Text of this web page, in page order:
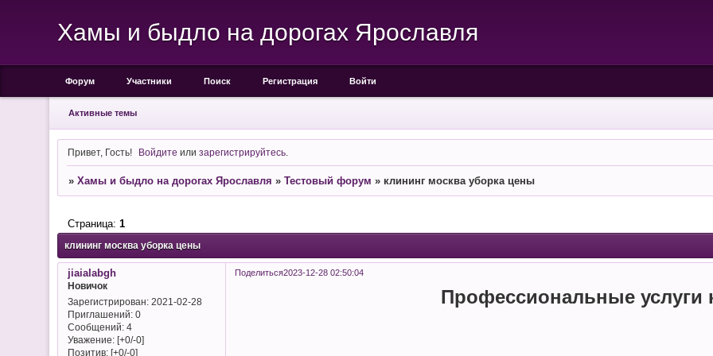
Хамы и быдло на дорогах Ярославля
Форум Участники Поиск Регистрация Войти
Активные темы
Привет, Гость! Войдите илизарегистрируйтесь
» Хамы и быдло на дорогах Ярославля » Тестовый форум » клининг москва уборка цены
клининг москва уборка цены
Страница: 1
Поделиться2023-12-28 02:50:04
jiaialabgh
Новичок
Зарегистрирован: 2021-02-28
Приглашений:0
Сообщений:4
Уважение: [+0/-0]
Позитив: [+0/-0]
Профессиональные услуги